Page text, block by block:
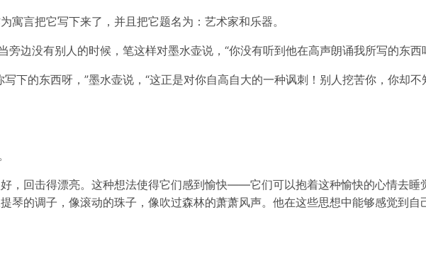
寓言把它写下来了，并且把它题名为：艺术家和乐器。
旁边没有别人的时候，笔这样对墨水壶说，“你没有听到他在高声朗诵我所写的东西
写下的东西呀，”墨水壶说，“这正是对你自高自大的一种讽刺！别人挖苦你，你
，回击得漂亮。这种想法使得它们感到愉快——它们可以抱着这种愉快的心情去睡
琴的调子，像滚动的珠子，像吹过森林的萧萧风声。他在这些思想中能够感觉到自